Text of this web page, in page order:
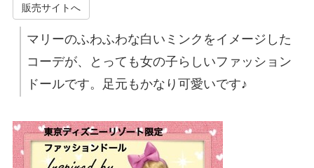
販売サイトへ
マリーのふわふわな白いミンクをイメージした
コーデが、とっても女の子らしいファッション
ドールです。足元もかなり可愛いです♪